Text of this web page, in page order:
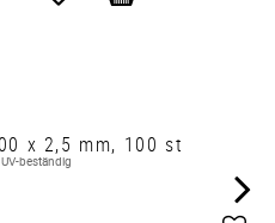
x 2,5 mm, 100 st
beständig